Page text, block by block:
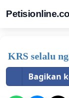
KRS selalu
Bagikan